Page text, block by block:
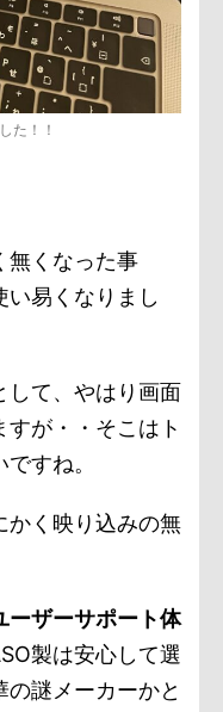
た！！
無くなった事
易くなりまし
して、やはり画面
が・・そこはト
すね。
かく映り込みの無
ーザーサポート体
製は安心して選
謎メーカーかと